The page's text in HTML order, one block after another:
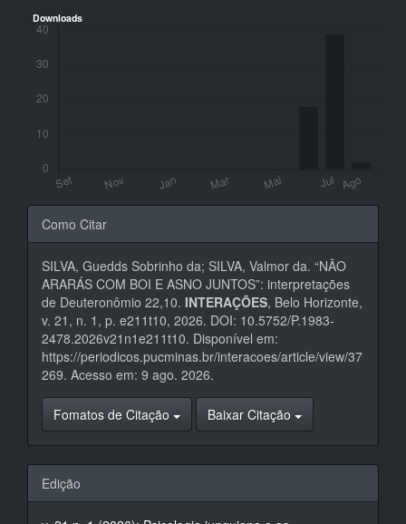
Downloads
Detalhes
do
artigo
Como Citar
SILVA, Guedds Sobrinho da; SILVA, Valmor da. “NÃO
ARARÁS COM BOI E ASNO JUNTOS”: interpretações
de Deuteronômio 22,10. INTERAÇÕES, Belo Horizonte,
v. 21, n. 1, p. e211t10, 2026. DOI: 10.5752/P.1983-
2478.2026v21n1e211t10. Disponível em:
https://periodicos.pucminas.br/interacoes/article/view/37
269. Acesso em: 9 ago. 2026.
Fomatos de Citação Baixar Citação
Edição